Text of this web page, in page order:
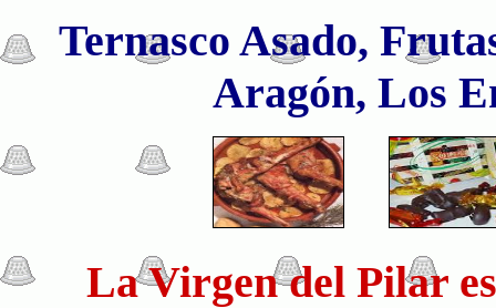
Ternasco Asado,
Aragón, Los
La Virgen del Pilar